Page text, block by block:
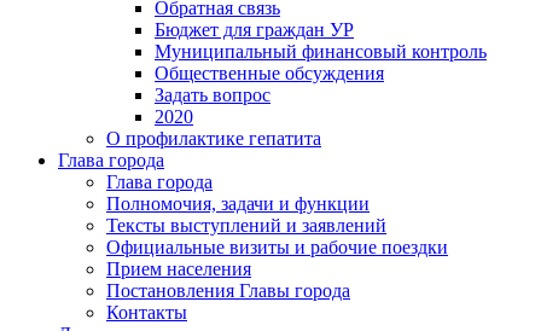
Обратная связь
Бюджет для граждан УР
Муниципальный финансовый контроль
Общественные обсуждения
Задать вопрос
2020
О профилактике гепатита
Глава города
Глава города
Полномочия, задачи и функции
Тексты выступлений и заявлений
Официальные визиты и рабочие поездки
Прием населения
Постановления Главы города
Контакты